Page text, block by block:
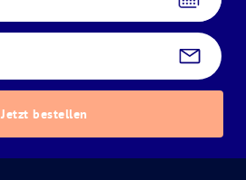
Jetzt bestellen